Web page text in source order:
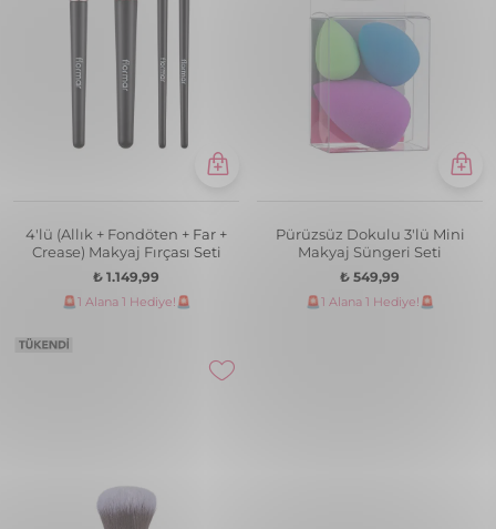
4'lü (Allık + Fondöten + Far +
Crease) Makyaj Fırçası Seti
₺ 1.149,99
🚨1 Alana 1 Hediye!🚨
Pürüzsüz Dokulu 3'lü Mini
Makyaj Süngeri Seti
₺ 549,99
🚨1 Alana 1 Hediye!🚨